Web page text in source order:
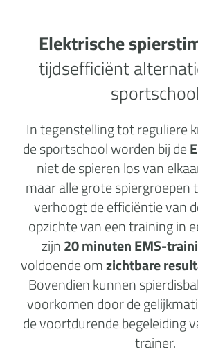
Elektrische
tijdsefficiënt
sportschool
In tegenstelling tot reguliere
de sportschool worden bij de
niet de spieren los van
maar alle grote spiergroepen
verhoogt de efficiëntie van
opzichte van een training in
zijn20 minuten EMS-
voldoende omzichtbare
Bovendien kunnen
voorkomen door de
de voortdurende begeleiding
trainer.